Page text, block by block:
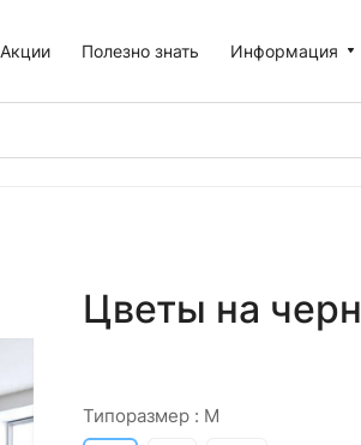
Акции Полезно знать Информация
Цветы на
Типоразмер : M